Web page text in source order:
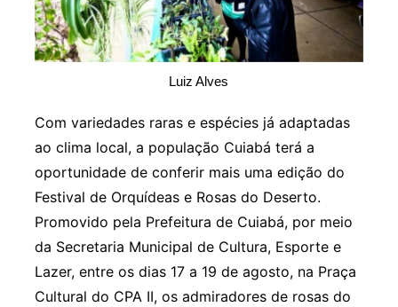
Luiz Alves
Com variedades raras e espécies já adaptadas
ao clima local, a população Cuiabá terá a
oportunidade de conferir mais uma edição do
Festival de Orquídeas e Rosas do Deserto.
Promovido pela Prefeitura de Cuiabá, por meio
da Secretaria Municipal de Cultura, Esporte e
Lazer, entre os dias 17 a 19 de agosto, na Praça
Cultural do CPA II, os admiradores de rosas do